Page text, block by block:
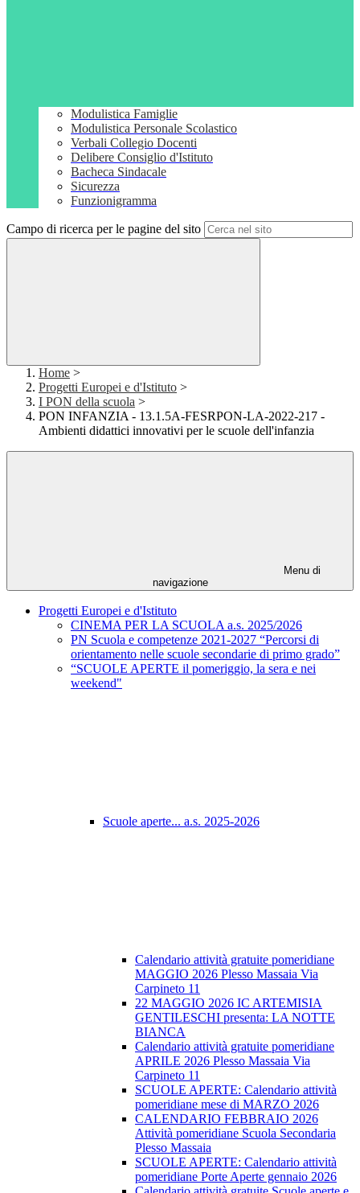
Modulistica Famiglie
Modulistica Personale Scolastico
Verbali Collegio Docenti
Delibere Consiglio d'Istituto
Bacheca Sindacale
Sicurezza
Funzionigramma
Campo di ricerca per le pagine del sito
Home >
Progetti Europei e d'Istituto >
I PON della scuola >
PON INFANZIA - 13.1.5A-FESRPON-LA-2022-217 -
Ambienti didattici innovativi per le scuole dell'infanzia
Menu di
navigazione
Progetti Europei e d'Istituto
CINEMA PER LA SCUOLA a.s. 2025/2026
PN Scuola e competenze 2021-2027 “Percorsi di
orientamento nelle scuole secondarie di primo grado”
“SCUOLE APERTE il pomeriggio, la sera e nei
weekend"
Scuole aperte... a.s. 2025-2026
Calendario attività gratuite pomeridiane
MAGGIO 2026 Plesso Massaia Via
Carpineto 11
22 MAGGIO 2026 IC ARTEMISIA
GENTILESCHI presenta: LA NOTTE
BIANCA
Calendario attività gratuite pomeridiane
APRILE 2026 Plesso Massaia Via
Carpineto 11
SCUOLE APERTE: Calendario attività
pomeridiane mese di MARZO 2026
CALENDARIO FEBBRAIO 2026
Attività pomeridiane Scuola Secondaria
Plesso Massaia
SCUOLE APERTE: Calendario attività
pomeridiane Porte Aperte gennaio 2026